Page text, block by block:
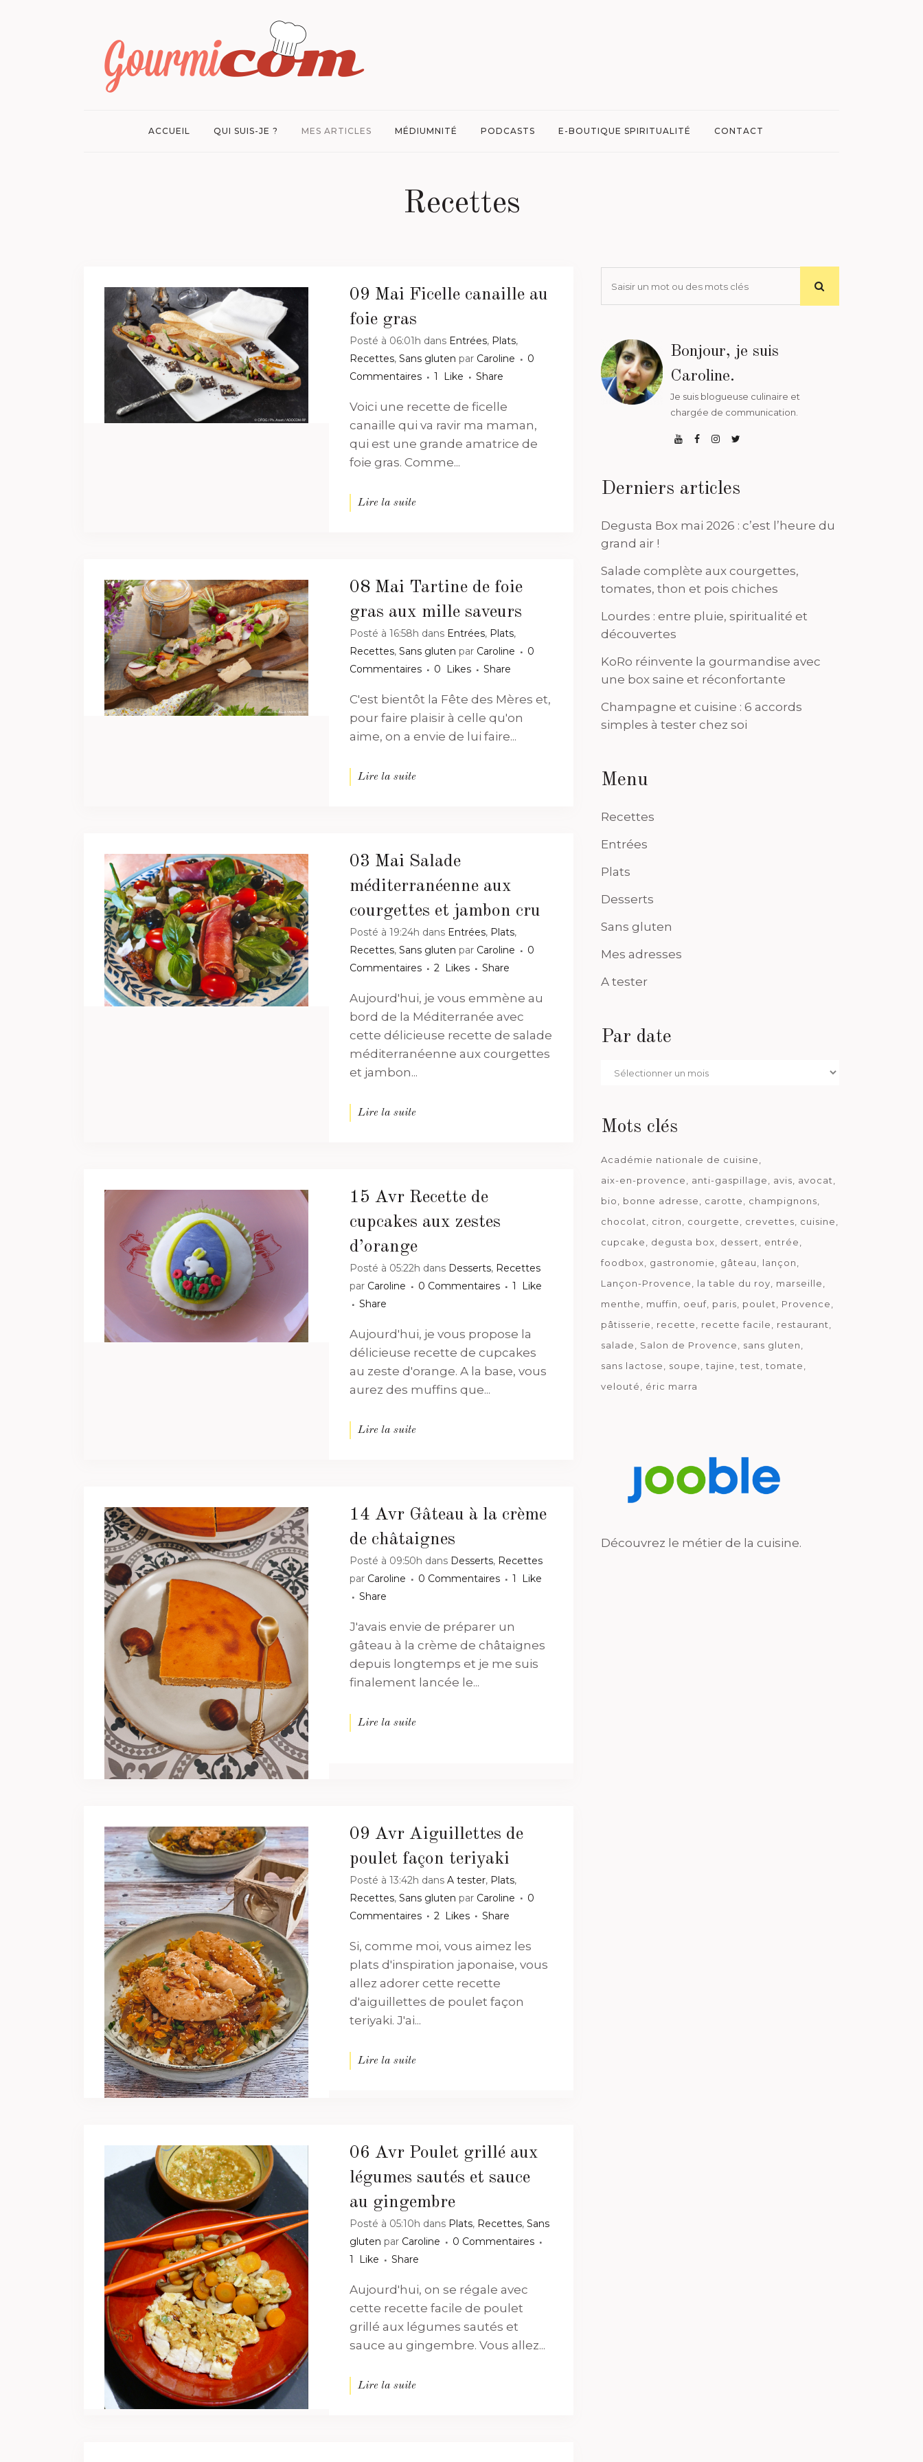
ACCUEIL QUI SUIS-JE ? MES ARTICLES MÉDIUMNITÉ PODCASTS E-BOUTIQUE SPIRITUALITÉ CONTACT
Recettes
09 Mai Ficelle canaille au
foie gras
Posté à 06:01h dans Entrées, Plats,
Recettes, Sans gluten par Caroline
0
Commentaires
1 Like Share
Voici une recette de ficelle
canaille qui va ravir ma maman,
qui est une grande amatrice de
foie gras. Comme...
Lire la suite
08 Mai Tartine de foie
gras aux mille saveurs
Posté à 16:58h dans Entrées, Plats,
Recettes, Sans gluten par Caroline
0
Commentaires
0 Likes Share
C'est bientôt la Fête des Mères et,
pour faire plaisir à celle qu'on
aime, on a envie de lui faire...
Lire la suite
03 Mai Salade
méditerranéenne aux
courgettes et jambon cru
Posté à 19:24h dans Entrées, Plats,
Recettes, Sans gluten par Caroline
0
Commentaires
2 Likes Share
Aujourd'hui, je vous emmène au
bord de la Méditerranée avec
cette délicieuse recette de salade
méditerranéenne aux courgettes
et jambon...
Lire la suite
15 Avr Recette de
cupcakes aux zestes
d’orange
Posté à 05:22h dans Desserts, Recettes
par Caroline 0 Commentaires 1
Like
Share
Aujourd'hui, je vous propose la
délicieuse recette de cupcakes
au zeste d'orange. A la base, vous
aurez des muffins que...
Lire la suite
14 Avr Gâteau à la crème
de châtaignes
Posté à 09:50h dans Desserts, Recettes
par Caroline 0 Commentaires 1
Like
Share
J'avais envie de préparer un
gâteau à la crème de châtaignes
depuis longtemps et je me suis
finalement lancée le...
Lire la suite
09 Avr Aiguillettes de
poulet façon teriyaki
Posté à 13:42h dans A tester, Plats,
Recettes, Sans gluten par Caroline
0
Commentaires
2 Likes Share
Si, comme moi, vous aimez les
plats d'inspiration japonaise, vous
allez adorer cette recette
d'aiguillettes de poulet façon
teriyaki. J'ai...
Lire la suite
06 Avr Poulet grillé aux
légumes sautés et sauce
au gingembre
Posté à 05:10h dans Plats, Recettes, Sans
gluten par Caroline
0 Commentaires
1
Like Share
Aujourd'hui, on se régale avec
cette recette facile de poulet
grillé aux légumes sautés et
sauce au gingembre. Vous allez...
Lire la suite
Bonjour, je suis
Caroline.
Je suis blogueuse culinaire et
chargée de communication.
Derniers articles
Degusta Box mai 2026 : c’est l’heure du
grand air !
Salade complète aux courgettes,
tomates, thon et pois chiches
Lourdes : entre pluie, spiritualité et
découvertes
KoRo réinvente la gourmandise avec
une box saine et réconfortante
Champagne et cuisine : 6 accords
simples à tester chez soi
Menu
Recettes
Entrées
Plats
Desserts
Sans gluten
Mes adresses
A tester
Par date
Par
Mots clés
Académie nationale de cuisine
aix-en-provence
anti-gaspillage avis
avocat
bio
bonne adresse carotte
champignons
chocolat
citron courgette crevettes
cuisine
cupcake
degusta box dessert
entrée
foodbox
gastronomie gâteau
lançon
Lançon-Provence
la table du roy
marseille
menthe
muffin oeuf paris poulet
Provence
pâtisserie
recette recette facile
restaurant
salade
Salon de Provence
sans gluten
sans lactose
soupe tajine test
tomate
velouté
éric marra
Découvrez le métier de la cuisine.